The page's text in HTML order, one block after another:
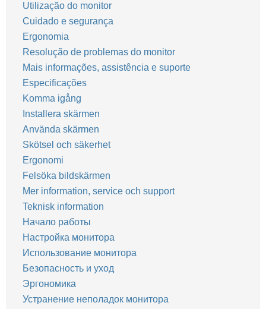
Utilização do monitor
Cuidado e segurança
Ergonomia
Resolução de problemas do monitor
Mais informações, assistência e suporte
Especificações
Komma igång
Installera skärmen
Använda skärmen
Skötsel och säkerhet
Ergonomi
Felsöka bildskärmen
Mer information, service och support
Teknisk information
Начало работы
Настройка монитора
Использование монитора
Безопасность и уход
Эргономика
Устранение неполадок монитора